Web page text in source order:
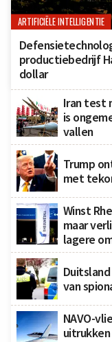
ARTIFICIËLE INTELLIGENTIE
productiebedrijf
dollar
Iran test
is
vallen
Trump
met
Winst
maar
lagere
van
NAVO-